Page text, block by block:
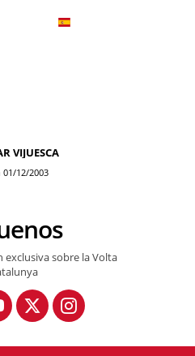
VIJUESCA
12/2003
exclusiva sobre la Volta